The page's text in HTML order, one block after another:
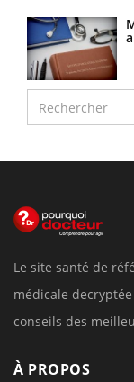
Le site santé de
médicale
conseils des
À PROPOS